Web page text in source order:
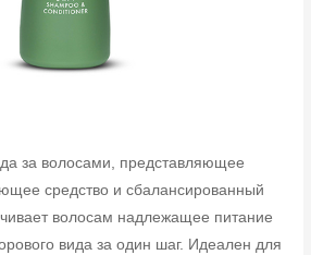
за волосами, представляющее
средство и сбалансированный
волосам надлежащее питание
вида за один шаг. Идеален для